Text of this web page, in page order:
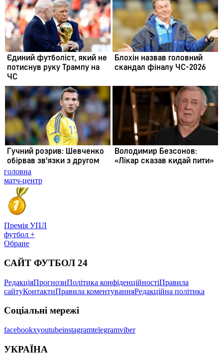
головна
матч-центр
Премія УПЛ
футбол +
Обране
САЙТ ФУТБОЛ 24
РедакціяПрогнозиПолітика конфіденційностіПравила
сайтуКонтактиПравила коментуванняРедакційна політика
Соціальні мережі
facebookxyoutubeinstagramtelegramviber
УКРАЇНА